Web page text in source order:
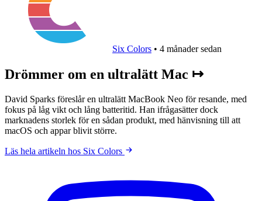
Six Colors • 4 månader sedan
Drömmer om en ultralätt Mac ↦
David Sparks föreslår en ultralätt MacBook Neo för resande, med
fokus på låg vikt och lång batteritid. Han ifrågasätter dock
marknadens storlek för en sådan produkt, med hänvisning till att
macOS och appar blivit större.
Läs hela artikeln hos Six Colors